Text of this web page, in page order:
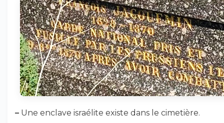
– Une enclave israélite existe dans le cimetière.